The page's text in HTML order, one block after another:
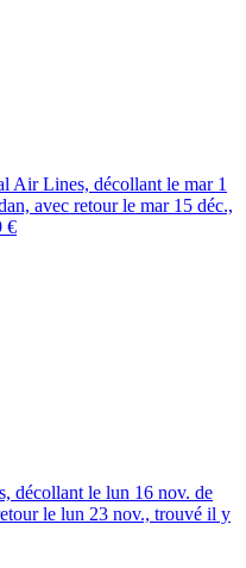
Air Lines, décollant le mar 1
avec retour le mar 15 déc.,
€
décollant le lun 16 nov. de
le lun 23 nov., trouvé il y